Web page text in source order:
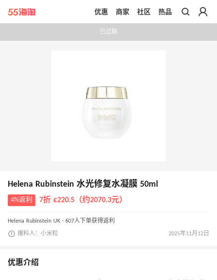
带你去官网买正品
优惠 商家 社区 热品
已过期
Helena Rubinstein 水光修复水凝膜 50ml
4%返利 7折 £220.5（约2070.3元）
Helena Rubinstein UK · 607人下单获得返利
爆料人：小米粒 2025年11月12日
优惠介绍